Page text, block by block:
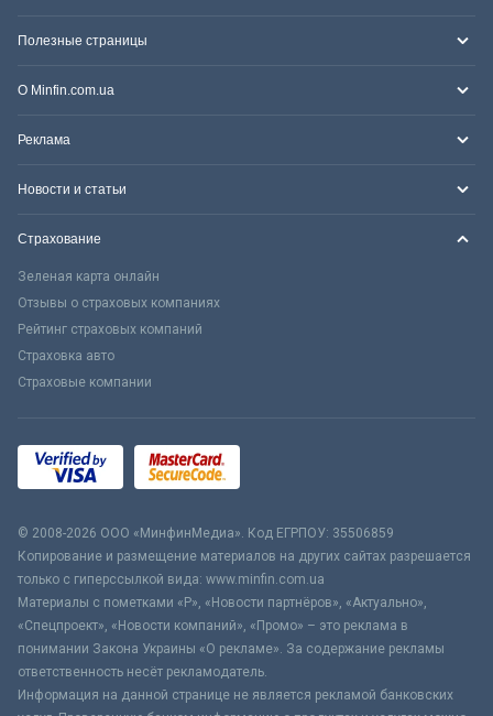
Полезные страницы
О Minfin.com.ua
Реклама
Новости и статьи
Страхование
Зеленая карта онлайн
Отзывы о страховых компаниях
Рейтинг страховых компаний
Страховка авто
Страховые компании
© 2008-2026 ООО «МинфинМедиа». Код ЕГРПОУ: 35506859
Копирование и размещение материалов на других сайтах разрешается
только с гиперссылкой вида: www.minfin.com.ua
Материалы с пометками «Р», «Новости партнёров», «Актуально»,
«Спецпроект», «Новости компаний», «Промо» – это реклама в
понимании Закона Украины «О рекламе». За содержание рекламы
ответственность несёт рекламодатель.
Информация на данной странице не является рекламой банковских